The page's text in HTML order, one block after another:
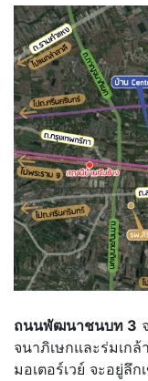
ถนนพัฒนาชนบท 3
จนาภิเษกและร่มเก
มอเตอร์เวย์ จะอยู่ลึ